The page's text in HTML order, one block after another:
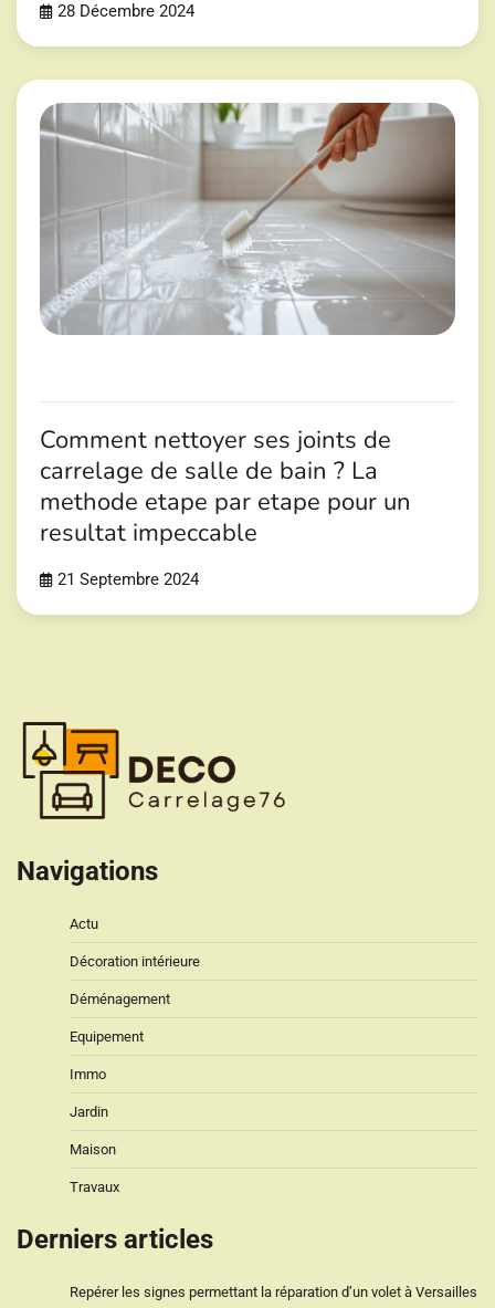
28 Décembre 2024
Comment nettoyer ses joints de
carrelage de salle de bain ? La
methode etape par etape pour un
resultat impeccable
21 Septembre 2024
Navigations
Actu
Décoration intérieure
Déménagement
Equipement
Immo
Jardin
Maison
Travaux
Derniers articles
Repérer les signes permettant la réparation d’un volet à Versailles